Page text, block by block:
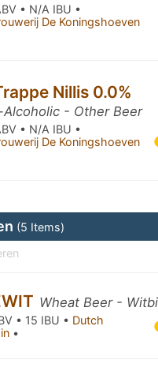
• N/A IBU •
De Koningshoeven
Nillis 0.0%
- Other Beer
• N/A IBU •
De Koningshoeven
(5 Items)
Wheat Beer -
• 15 IBU • Dutch
•